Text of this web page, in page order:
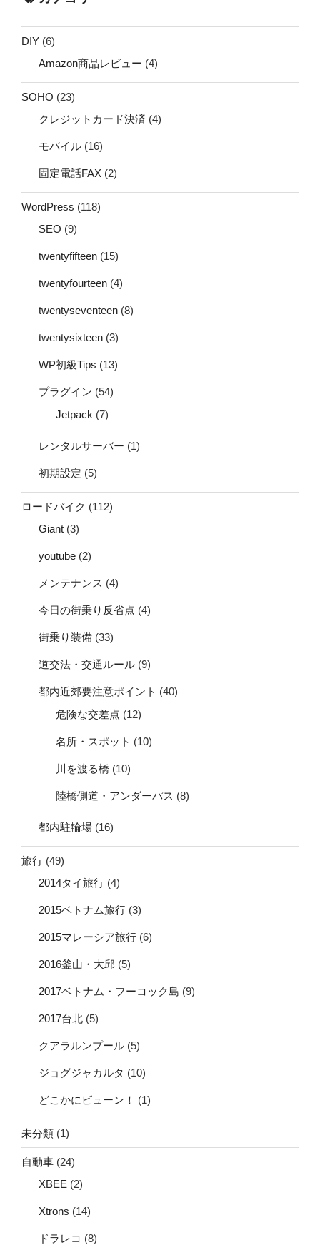
DIY (6)
Amazon商品レビュー (4)
SOHO (23)
クレジットカード決済 (4)
モバイル (16)
固定電話FAX (2)
WordPress (118)
SEO (9)
twentyfifteen (15)
twentyfourteen (4)
twentyseventeen (8)
twentysixteen (3)
WP初級Tips (13)
プラグイン (54)
Jetpack (7)
レンタルサーバー (1)
初期設定 (5)
ロードバイク (112)
Giant (3)
youtube (2)
メンテナンス (4)
今日の街乗り反省点 (4)
街乗り装備 (33)
道交法・交通ルール (9)
都内近郊要注意ポイント (40)
危険な交差点 (12)
名所・スポット (10)
川を渡る橋 (10)
陸橋側道・アンダーパス (8)
都内駐輪場 (16)
旅行 (49)
2014タイ旅行 (4)
2015ベトナム旅行 (3)
2015マレーシア旅行 (6)
2016釜山・大邱 (5)
2017ベトナム・フーコック島 (9)
2017台北 (5)
クアラルンプール (5)
ジョグジャカルタ (10)
どこかにビューン！ (1)
未分類 (1)
自動車 (24)
XBEE (2)
Xtrons (14)
ドラレコ (8)